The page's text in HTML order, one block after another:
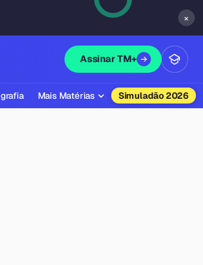
×
Assinar TM+
Mais Matérias Simuladão 2026